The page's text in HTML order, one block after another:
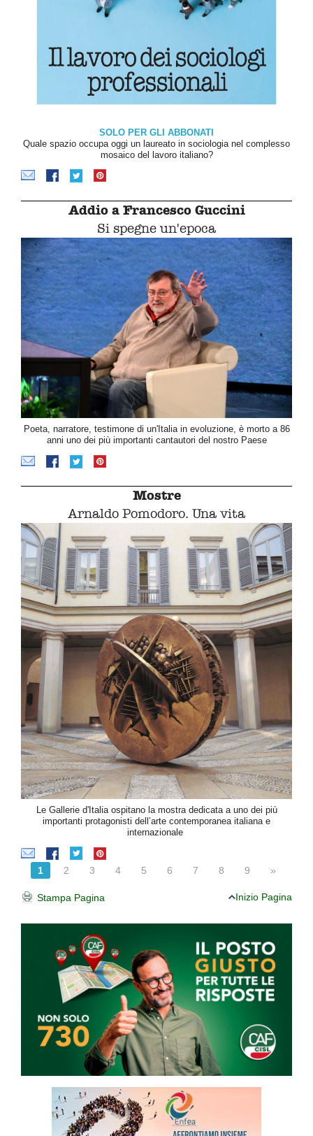
SOLO PER GLI ABBONATI
Quale spazio occupa oggi un laureato in sociologia nel complesso
mosaico del lavoro italiano?
Addio a Francesco Guccini
Si spegne un'epoca
Poeta, narratore, testimone di un'Italia in evoluzione, è morto a 86
anni uno dei più importanti cantautori del nostro Paese
Mostre
Arnaldo Pomodoro. Una vita
Le Gallerie d'Italia ospitano la mostra dedicata a uno dei più
importanti protagonisti dell’arte contemporanea italiana e
internazionale
1 2 3 4 5 6 7 8 9 »
Stampa Pagina Inizio Pagina